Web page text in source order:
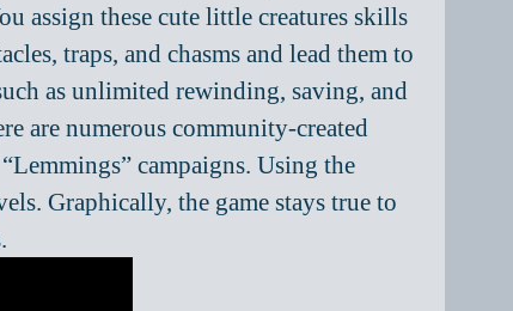
assign these cute little creatures skills
traps, and chasms and lead them to
as unlimited rewinding, saving, and
are numerous community-created
campaigns. Using the
Graphically, the game stays true to